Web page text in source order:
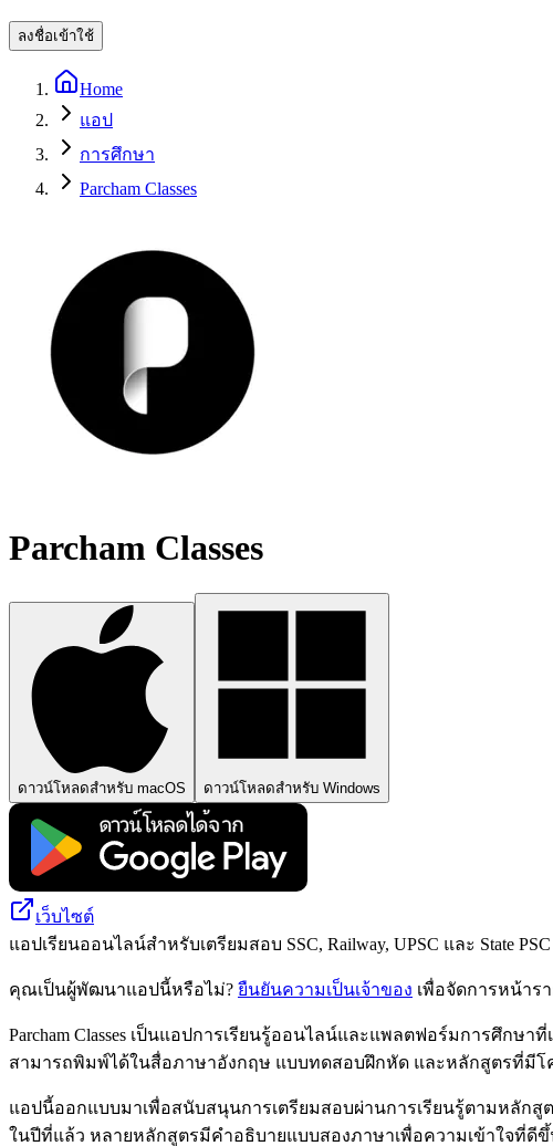
ลงชื่อเข้าใช้
Home
แอป
การศึกษา
Parcham Classes
Parcham Classes
ดาวน์โหลดสำหรับ macOS ดาวน์โหลดสำหรับ Windows
เว็บไซต์
แอปเรียนออนไลน์สำหรับเตรียมสอบ SSC, Railway, UPSC และ State
คุณเป็นผู้พัฒนาแอปนี้หรือไม่? ยืนยันความเป็นเจ้าของ เพื่อจัดการหน้าร
Parcham Classes เป็นแอปการเรียนรู้ออนไลน์และแพลตฟอร์มการศึก
สามารถพิมพ์ได้ในสื่อภาษาอังกฤษ แบบทดสอบฝึกหัด และหลักสูตรที่มีโค
แอปนี้ออกแบบมาเพื่อสนับสนุนการเตรียมสอบผ่านการเรียนรู้ตามหลัก
ในปีที่แล้ว หลายหลักสูตรมีคำอธิบายแบบสองภาษาเพื่อความเข้าใจที่ดี